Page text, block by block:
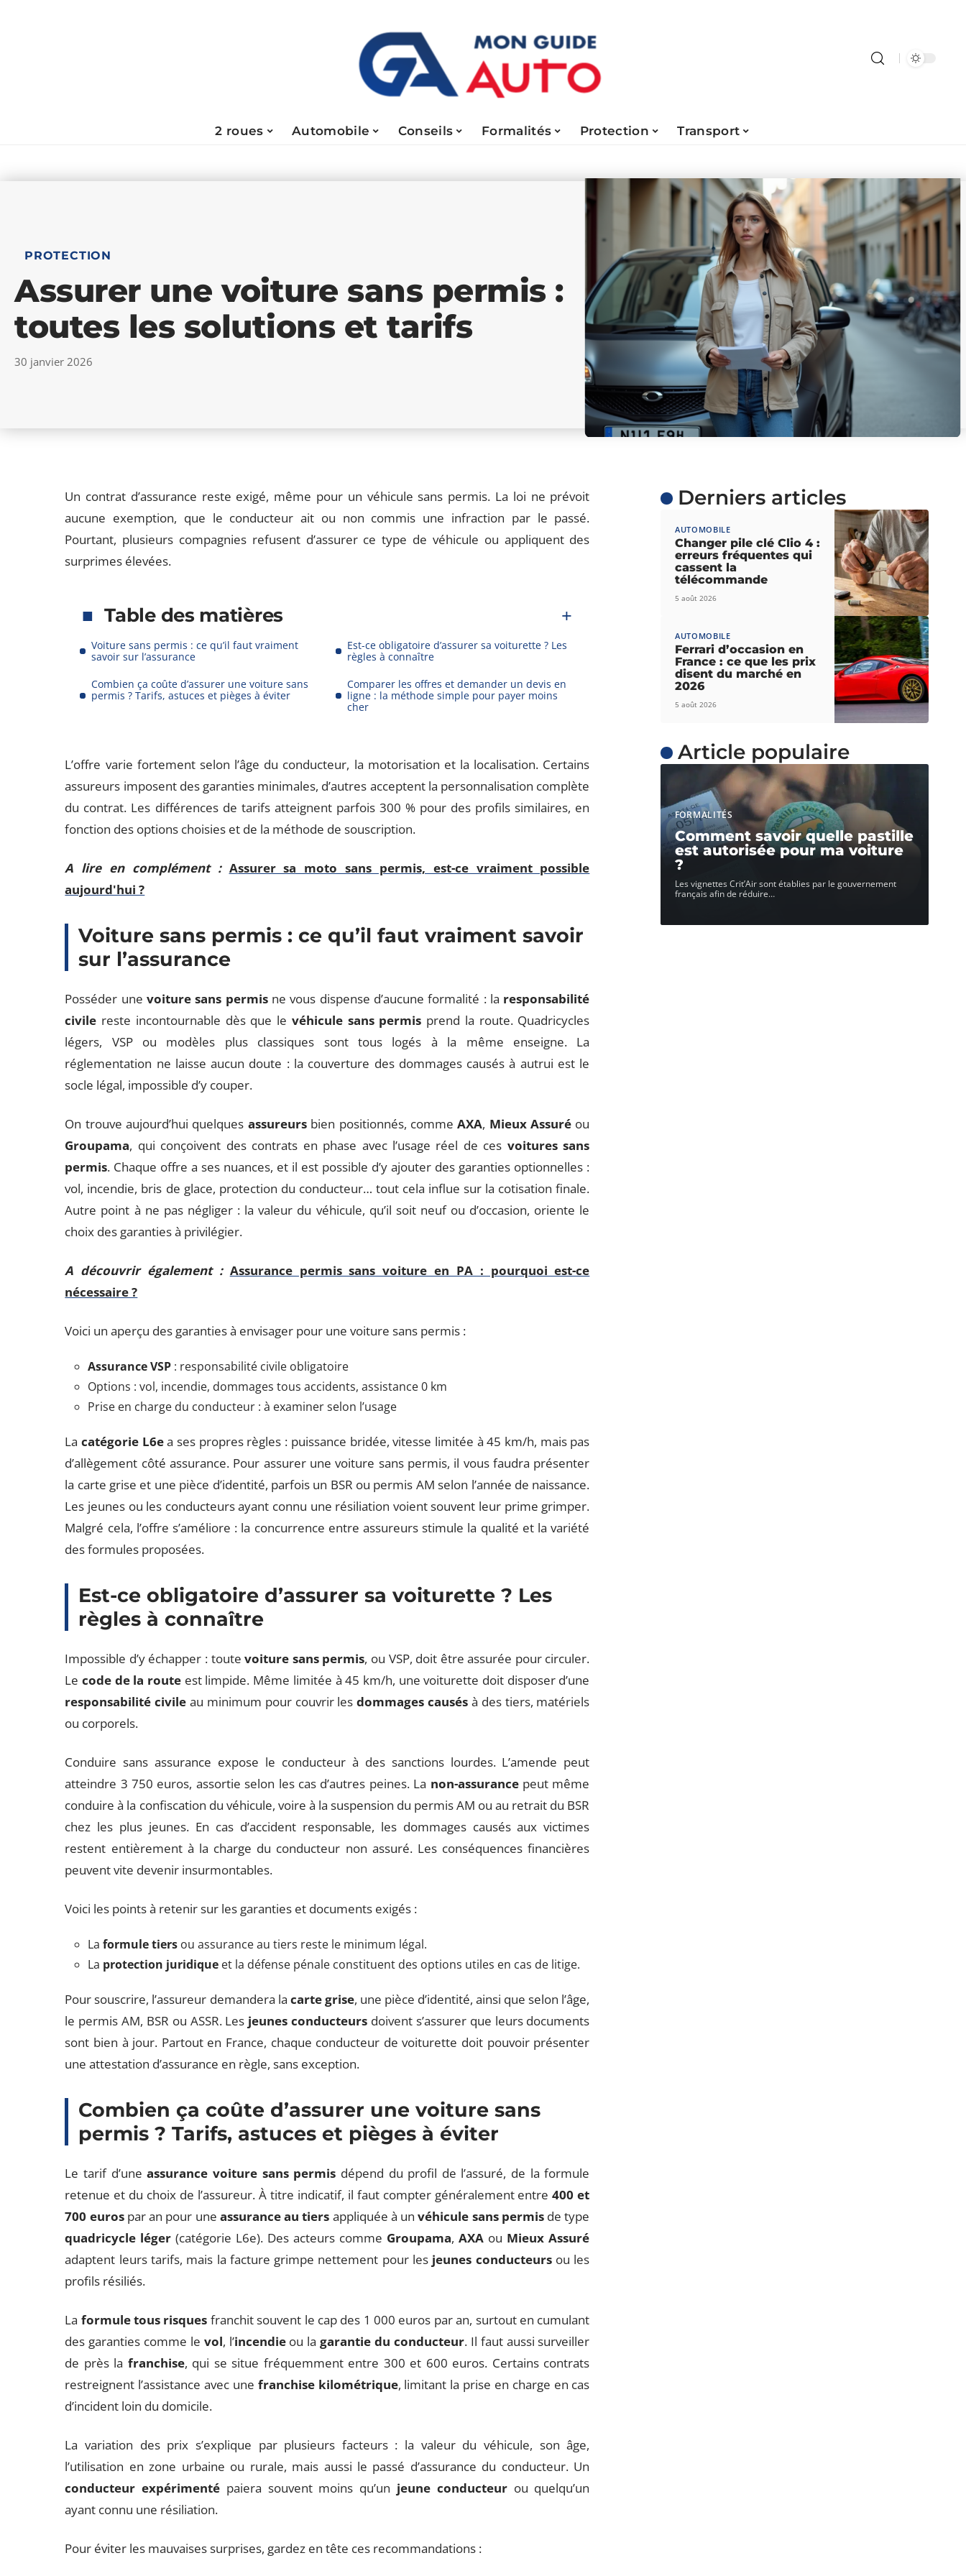
2 roues Automobile Conseils Formalités Protection Transport
PROTECTION
Assurer une voiture sans permis :
toutes les solutions et tarifs
30 janvier 2026
Un contrat d’assurance reste exigé, même pour un véhicule sans permis. La loi ne prévoit
aucune exemption, que le conducteur ait ou non commis une infraction par le passé.
Pourtant, plusieurs compagnies refusent d’assurer ce type de véhicule ou appliquent des
surprimes élevées.
Table des matières
Voiture sans permis : ce qu’il faut vraiment
savoir sur l’assurance
Est-ce obligatoire d’assurer sa voiturette ? Les
règles à connaître
Combien ça coûte d’assurer une voiture sans
permis ? Tarifs, astuces et pièges à éviter
Comparer les offres et demander un devis en
ligne : la méthode simple pour payer moins
cher
L’offre varie fortement selon l’âge du conducteur, la motorisation et la localisation. Certains
assureurs imposent des garanties minimales, d’autres acceptent la personnalisation complète
du contrat. Les différences de tarifs atteignent parfois 300 % pour des profils similaires, en
fonction des options choisies et de la méthode de souscription.
A lire en complément : Assurer sa moto sans permis, est-ce vraiment possible
aujourd'hui ?
Voiture sans permis : ce qu’il faut vraiment savoir
sur l’assurance
Posséder unevoiture sans permisne vous dispense d’aucune formalité : la responsabilité
civile reste incontournable dès que le véhicule sans permis prend la route. Quadricycles
légers, VSP ou modèles plus classiques sont tous logés à la même enseigne. La
réglementation ne laisse aucun doute : la couverture des dommages causés à autrui est le
socle légal, impossible d’y couper.
On trouve aujourd’hui quelques assureursbien positionnés, commeAXA, Mieux Assuré ou
Groupama, qui conçoivent des contrats en phase avec l’usage réel de ces voitures sans
permis. Chaque offre a ses nuances, et il est possible d’y ajouter des garanties optionnelles :
vol, incendie, bris de glace, protection du conducteur… tout cela influe sur la cotisation finale.
Autre point à ne pas négliger : la valeur du véhicule, qu’il soit neuf ou d’occasion, oriente le
choix des garanties à privilégier.
A découvrir également : Assurance permis sans voiture en PA : pourquoi est-ce
nécessaire ?
Voici un aperçu des garanties à envisager pour une voiture sans permis :
Assurance VSP : responsabilité civile obligatoire
Options : vol, incendie, dommages tous accidents, assistance 0 km
Prise en charge du conducteur : à examiner selon l’usage
Lacatégorie L6ea ses propres règles : puissance bridée, vitesse limitée à 45 km/h, mais pas
d’allègement côté assurance. Pour assurer une voiture sans permis, il vous faudra présenter
la carte grise et une pièce d’identité, parfois un BSR ou permis AM selon l’année de naissance.
Les jeunes ou les conducteurs ayant connu une résiliation voient souvent leur prime grimper.
Malgré cela, l’offre s’améliore : la concurrence entre assureurs stimule la qualité et la variété
des formules proposées.
Est-ce obligatoire d’assurer sa voiturette ? Les
règles à connaître
Impossible d’y échapper : toutevoiture sans permis, ou VSP, doit être assurée pour circuler.
Lecode de la route est limpide. Même limitée à 45 km/h, une voiturette doit disposer d’une
responsabilité civile au minimum pour couvrir lesdommages causés à des tiers, matériels
ou corporels.
Conduire sans assurance expose le conducteur à des sanctions lourdes. L’amende peut
atteindre 3 750 euros, assortie selon les cas d’autres peines. La non-assurancepeut même
conduire à la confiscation du véhicule, voire à la suspension du permis AM ou au retrait du BSR
chez les plus jeunes. En cas d’accident responsable, les dommages causés aux victimes
restent entièrement à la charge du conducteur non assuré. Les conséquences financières
peuvent vite devenir insurmontables.
Voici les points à retenir sur les garanties et documents exigés :
Laformule tiers ou assurance au tiers reste le minimum légal.
La protection juridique et la défense pénale constituent des options utiles en cas de litige.
Pour souscrire, l’assureur demandera la carte grise, une pièce d’identité, ainsi que selon l’âge,
le permis AM, BSR ou ASSR. Les jeunes conducteurs doivent s’assurer que leurs documents
sont bien à jour. Partout en France, chaque conducteur de voiturette doit pouvoir présenter
une attestation d’assurance en règle, sans exception.
Combien ça coûte d’assurer une voiture sans
permis ? Tarifs, astuces et pièges à éviter
Le tarif d’uneassurance voiture sans permis dépend du profil de l’assuré, de la formule
retenue et du choix de l’assureur. À titre indicatif, il faut compter généralement entre400 et
700 eurospar an pour une assurance au tiers appliquée à unvéhicule sans permisde type
quadricycle léger (catégorie L6e). Des acteurs comme Groupama,AXA ou Mieux Assuré
adaptent leurs tarifs, mais la facture grimpe nettement pour les jeunes conducteursou les
profils résiliés.
La formule tous risques franchit souvent le cap des 1 000 euros par an, surtout en cumulant
des garanties comme le vol, l’incendieou lagarantie du conducteur. Il faut aussi surveiller
de près la franchise, qui se situe fréquemment entre 300 et 600 euros. Certains contrats
restreignent l’assistance avec une franchise kilométrique, limitant la prise en charge en cas
d’incident loin du domicile.
La variation des prix s’explique par plusieurs facteurs : la valeur du véhicule, son âge,
l’utilisation en zone urbaine ou rurale, mais aussi le passé d’assurance du conducteur. Un
conducteur expérimenté paiera souvent moins qu’un jeune conducteurou quelqu’un
ayant connu une résiliation.
Pour éviter les mauvaises surprises, gardez en tête ces recommandations :
Derniers articles
AUTOMOBILE
Changer pile clé Clio 4 :
erreurs fréquentes qui
cassent la
télécommande
5 août 2026
AUTOMOBILE
Ferrari d’occasion en
France : ce que les prix
disent du marché en
2026
5 août 2026
Article populaire
FORMALITÉS
Comment savoir quelle pastille
est autorisée pour ma voiture
?
Les vignettes Crit’Air sont établies par le gouvernement
français afin de réduire…